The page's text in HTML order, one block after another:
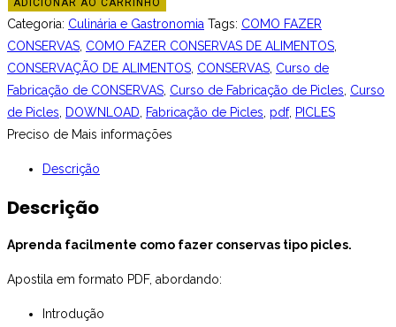
ADICIONAR AO CARRINHO
Categoria: Culinária e Gastronomia Tags: COMO FAZER
CONSERVAS COMO FAZER CONSERVAS DE ALIMENTOS
CONSERVAÇÃO DE ALIMENTOS CONSERVAS Curso de
Fabricação de CONSERVAS Curso de Fabricação de Picles Curso
de Picles
DOWNLOAD Fabricação de Picles pdf, PICLES
Preciso de Mais informações
Descrição
Descrição
Aprenda facilmente como fazer conservas tipo picles.
Apostila em formato PDF, abordando:
Introdução